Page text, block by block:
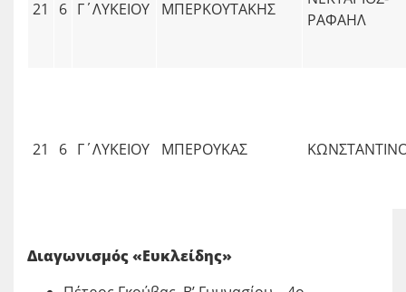
21 6 Γ΄ΛΥΚΕΙΟΥ ΜΠΕΡΚΟΥΤΑΚΗΣ
ΡΑΦΑΗΛ
21 6 Γ΄ΛΥΚΕΙΟΥ ΜΠΕΡΟΥΚΑΣ
Διαγωνισμός «Ευκλείδης»